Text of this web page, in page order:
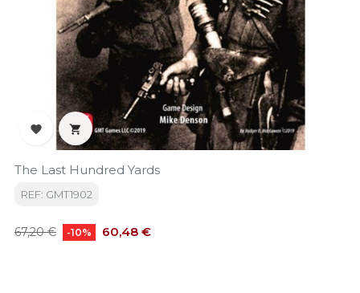
 
The Last Hundred Yards
REF: GMT1902
Precio
67,20 € -10% Precio
60,48 €